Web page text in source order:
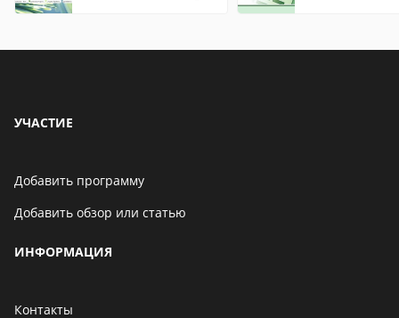
УЧАСТИЕ
Добавить программу
Добавить обзор или статью
ИНФОРМАЦИЯ
Контакты